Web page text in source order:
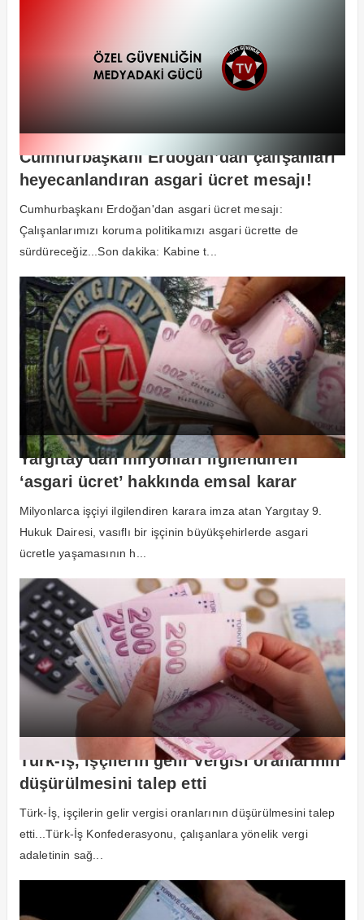
Cumhurbaşkanı Erdoğan’dan çalışanları
heyecanlandıran asgari ücret mesajı!
Çok net konuştu!
Cumhurbaşkanı Erdoğan'dan asgari ücret mesajı:
Çalışanlarımızı koruma politikamızı asgari ücrette de
sürdüreceğiz...Son dakika: Kabine t...
Yargıtay’dan milyonları ilgilendiren
‘asgari ücret’ hakkında emsal karar
Milyonlarca işçiyi ilgilendiren karara imza atan Yargıtay 9.
Hukuk Dairesi, vasıflı bir işçinin büyükşehirlerde asgari
ücretle yaşamasının h...
Türk-İş, işçilerin gelir vergisi oranlarının
düşürülmesini talep etti
Türk-İş, işçilerin gelir vergisi oranlarının düşürülmesini talep
etti...Türk-İş Konfederasyonu, çalışanlara yönelik vergi
adaletinin sağ...